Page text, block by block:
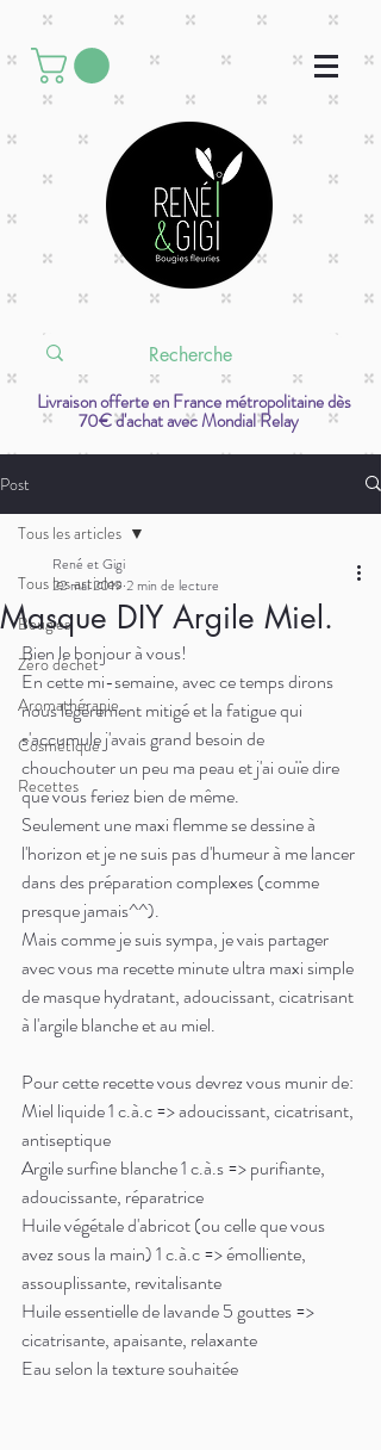
Livraison offerte en France métropolitaine dès
70€ d'achat avec Mondial Relay
Post
Tous les articles
Bougies
Zéro déchet
Aromathérapie
Cosmétique
Recettes
Tous les articles
Masque DIY Argile Miel.
René et Gigi
22 mai 2019 2 min de lecture
Bien le bonjour à vous!
En cette mi-semaine, avec ce temps dirons
nous légèrement mitigé et la fatigue qui
s'accumule j'avais grand besoin de
chouchouter un peu ma peau et j'ai ouïe dire
que vous feriez bien de même.
Seulement une maxi flemme se dessine à
l'horizon et je ne suis pas d'humeur à me lancer
dans des préparation complexes (comme
presque jamais^^).
Mais comme je suis sympa, je vais partager
avec vous ma recette minute ultra maxi simple
de masque hydratant, adoucissant, cicatrisant
à l'argile blanche et au miel.
Pour cette recette vous devrez vous munir de:
Miel liquide 1 c.à.c => adoucissant, cicatrisant,
antiseptique
Argile surfine blanche 1 c.à.s => purifiante,
adoucissante, réparatrice
Huile végétale d'abricot (ou celle que vous
avez sous la main) 1 c.à.c => émolliente,
assouplissante, revitalisante
Huile essentielle de lavande 5 gouttes =>
cicatrisante, apaisante, relaxante
Eau selon la texture souhaitée